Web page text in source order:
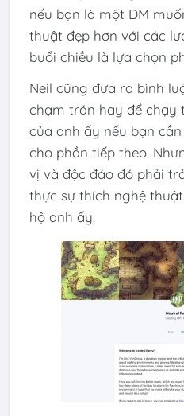
nếu bạn là một DM
thuật đẹp hơn với các
buổi chiều là lựa chọn
Neil cũng đưa ra bình
chạm trán hay để chạy
của anh ấy nếu bạn
cho phần tiếp theo.
vị và độc đáo đó phải
thực sự thích nghệ
hộ anh ấy.